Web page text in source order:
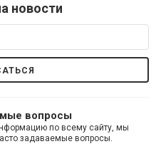
новости
вопросы
по всему сайту, мы
задаваемые вопросы.